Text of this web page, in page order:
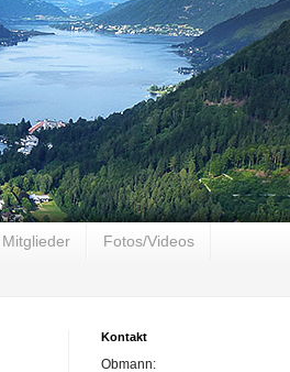
Mitglieder Fotos/Videos
Kontakt
Obmann: